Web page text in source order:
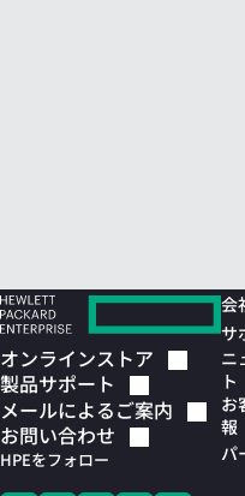
オンラインストア
製品サポート
メールによるご案内
お問い合わせ
HPEをフォロー
会
サ
ニ
ト
お
報
パ